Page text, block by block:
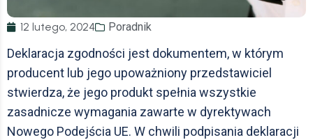
12 lutego, 2024 Poradnik
Deklaracja zgodności jest dokumentem, w którym
producent lub jego upoważniony przedstawiciel
stwierdza, że jego produkt spełnia wszystkie
zasadnicze wymagania zawarte w dyrektywach
Nowego Podejścia UE. W chwili podpisania deklaracji